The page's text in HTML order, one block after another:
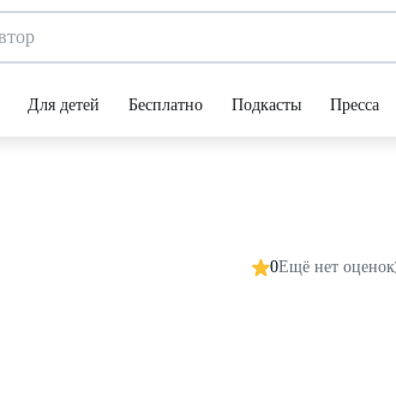
Для детей Бесплатно Подкасты Пресса
0Ещё нет оценок